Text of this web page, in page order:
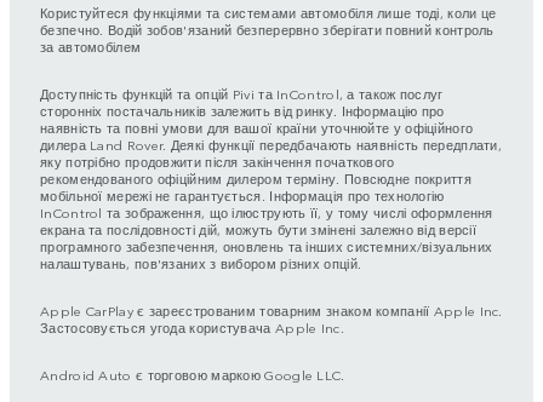
Користуйтеся функціями та системами автомобіля лише тоді, коли це
безпечно. Водій зобов'язаний безперервно зберігати повний контроль
за автомобілем
Доступність функцій та опцій Pivi та InControl, а також послуг
сторонніх постачальників залежить від ринку. Інформацію про
наявність та повні умови для вашої країни уточнюйте у офіційного
дилера Land Rover. Деякі функції передбачають наявність передплати,
яку потрібно продовжити після закінчення початкового
рекомендованого офіційним дилером терміну. Повсюдне покриття
мобільної мережі не гарантується. Інформація про технологію
InControl та зображення, що ілюструють її, у тому числі оформлення
екрана та послідовності дій, можуть бути змінені залежно від версії
програмного забезпечення, оновлень та інших системних/візуальних
налаштувань, пов'язаних з вибором різних опцій.
Apple CarPlay є зареєстрованим товарним знаком компанії Apple Inc.
Застосовується угода користувача Apple Inc.
Android Auto є торговою маркою Google LLC.